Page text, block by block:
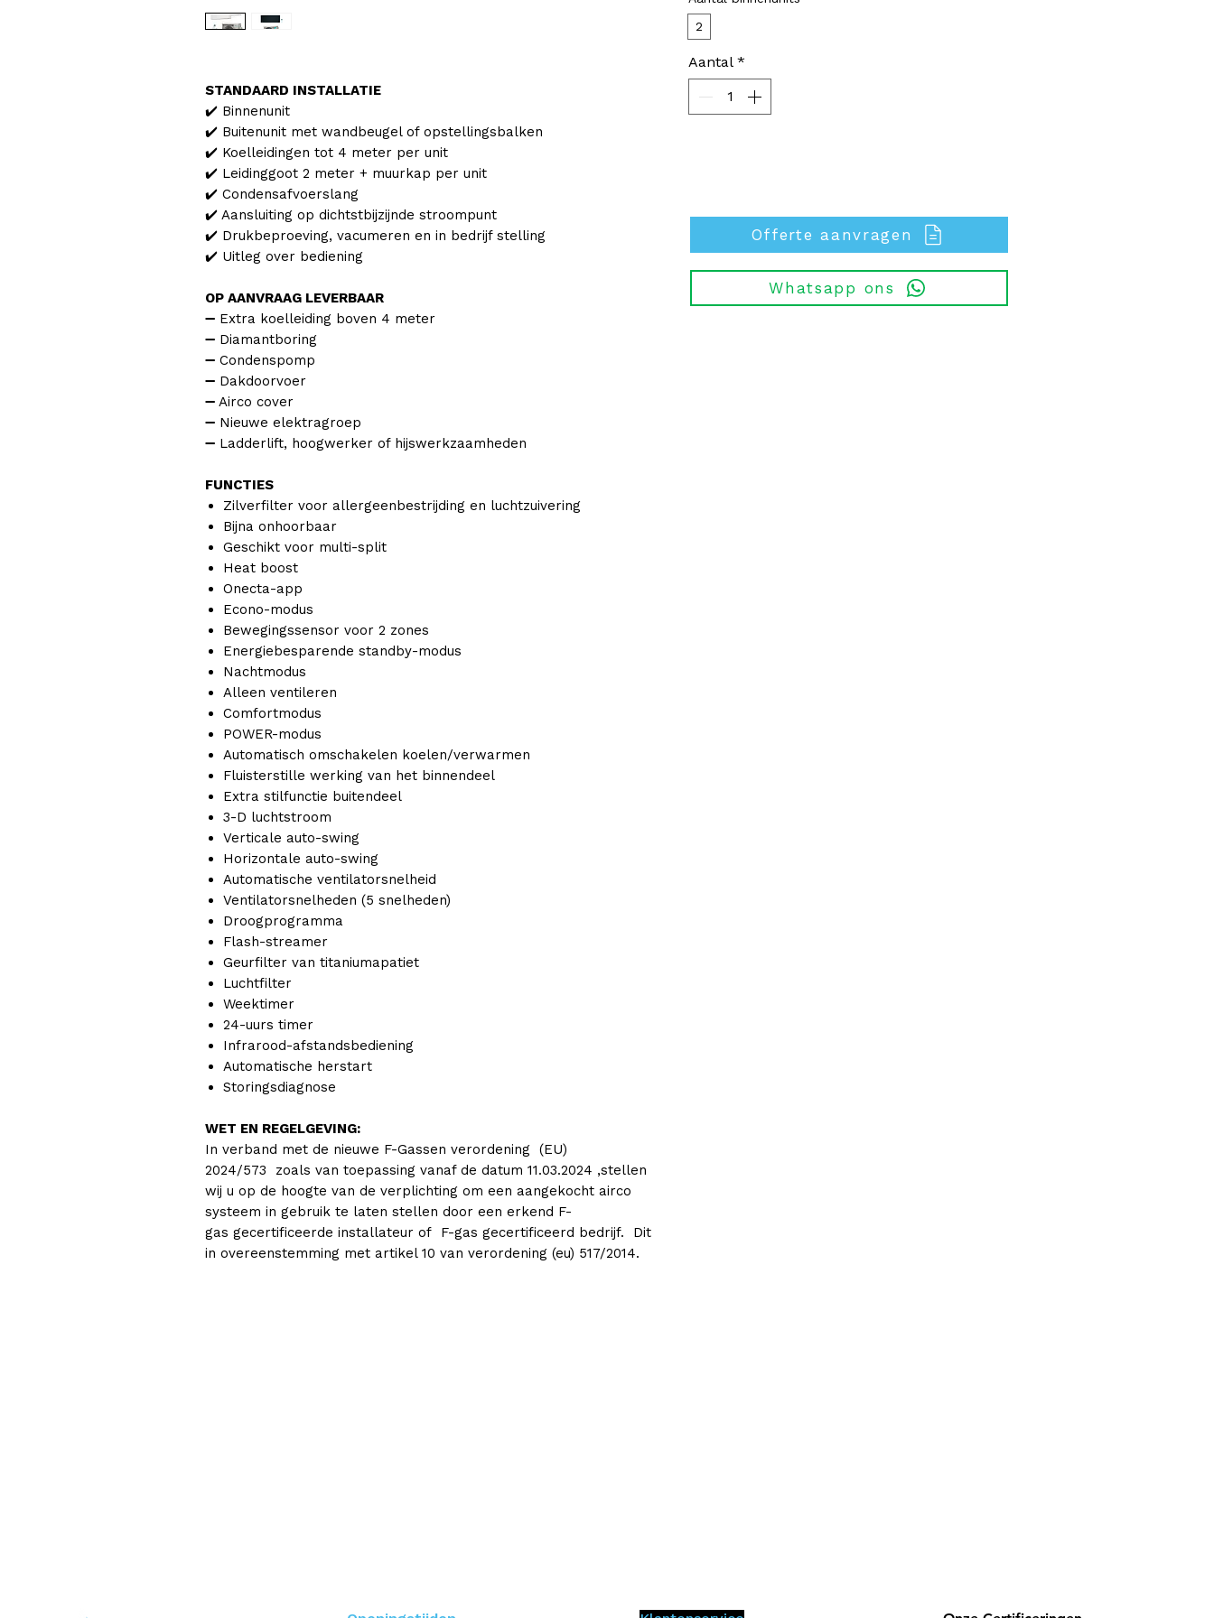
STANDAARD INSTALLATIE
✔️ Binnenunit
✔️ Buitenunit met wandbeugel of opstellingsbalken
✔️ Koelleidingen tot 4 meter per unit
✔️ Leidinggoot 2 meter + muurkap per unit
✔️ Condensafvoerslang
✔️ Aansluiting op dichtstbijzijnde stroompunt
✔️ Drukbeproeving, vacumeren en in bedrijf stelling
✔️ Uitleg over bediening
OP AANVRAAG LEVERBAAR
➖ Extra koelleiding boven 4 meter
➖ Diamantboring
➖ Condenspomp
➖ Dakdoorvoer
➖ Airco cover
➖ Nieuwe elektragroep
➖ Ladderlift, hoogwerker of hijswerkzaamheden
FUNCTIES
Zilverfilter voor allergeenbestrijding en luchtzuivering
Bijna onhoorbaar
Geschikt voor multi-split
Heat boost
Onecta-app
Econo-modus
Bewegingssensor voor 2 zones
Energiebesparende standby-modus
Nachtmodus
Alleen ventileren
Comfortmodus
POWER-modus
Automatisch omschakelen koelen/verwarmen
Fluisterstille werking van het binnendeel
Extra stilfunctie buitendeel
3-D luchtstroom
Verticale auto-swing
Horizontale auto-swing
Automatische ventilatorsnelheid
Ventilatorsnelheden (5 snelheden)
Droogprogramma
Flash-streamer
Geurfilter van titaniumapatiet
Luchtfilter
Weektimer
24-uurs timer
Infrarood-afstandsbediening
Automatische herstart
Storingsdiagnose
WET EN REGELGEVING:
In verband met de nieuwe F-Gassen verordening (EU)
2024/573 zoals van toepassing vanaf de datum 11.03.2024 ,stellen
wij u op de hoogte van de verplichting om een aangekocht airco
systeem in gebruik te laten stellen door een erkend F-
gas gecertificeerde installateur of F-gas gecertificeerd bedrijf. Dit
in overeenstemming met artikel 10 van verordening (eu) 517/2014.
2
Aantal *
Offerte aanvragen
Whatsapp ons